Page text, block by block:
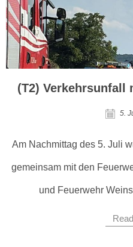
(T2) Verkehrsunfall
5.
Am Nachmittag des 5. Juli
gemeinsam mit den
und Feuerwehr